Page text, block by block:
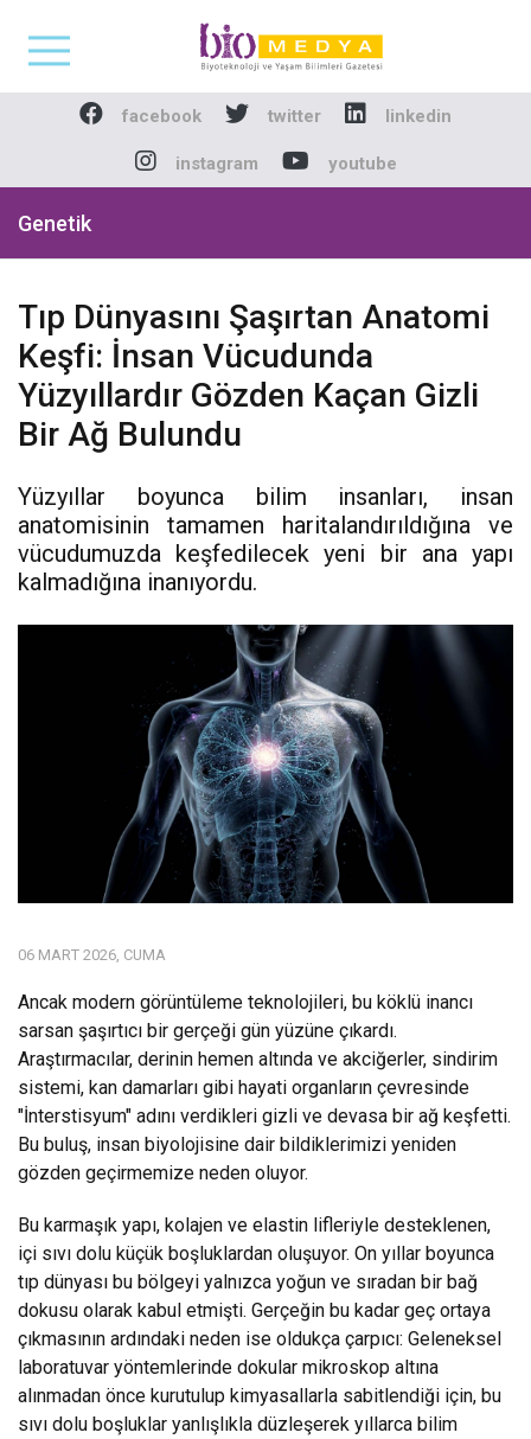
Biomedya -
facebook twitter linkedin
instagram youtube
Genetik
Tıp Dünyasını Şaşırtan Anatomi
Keşfi: İnsan Vücudunda
Yüzyıllardır Gözden Kaçan Gizli
Bir Ağ Bulundu
Yüzyıllar boyunca bilim insanları, insan
anatomisinin tamamen haritalandırıldığına ve
vücudumuzda keşfedilecek yeni bir ana yapı
kalmadığına inanıyordu.
06 MART 2026, CUMA
Ancak modern görüntüleme teknolojileri, bu köklü inancı
sarsan şaşırtıcı bir gerçeği gün yüzüne çıkardı.
Araştırmacılar, derinin hemen altında ve akciğerler, sindirim
sistemi, kan damarları gibi hayati organların çevresinde
"İnterstisyum" adını verdikleri gizli ve devasa bir ağ keşfetti.
Bu buluş, insan biyolojisine dair bildiklerimizi yeniden
gözden geçirmemize neden oluyor.
Bu karmaşık yapı, kolajen ve elastin lifleriyle desteklenen,
içi sıvı dolu küçük boşluklardan oluşuyor. On yıllar boyunca
tıp dünyası bu bölgeyi yalnızca yoğun ve sıradan bir bağ
dokusu olarak kabul etmişti. Gerçeğin bu kadar geç ortaya
çıkmasının ardındaki neden ise oldukça çarpıcı: Geleneksel
laboratuvar yöntemlerinde dokular mikroskop altına
alınmadan önce kurutulup kimyasallarla sabitlendiği için, bu
sıvı dolu boşluklar yanlışlıkla düzleşerek yıllarca bilim